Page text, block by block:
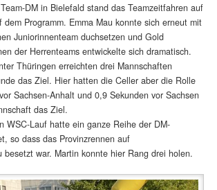
DM in Bielefald stand das Teamzeitfahren auf
dem Programm. Emma Mau konnte sich erneut mit
Juniorinnenteam duchsetzen und Gold
der Herrenteams entwickelte sich dramatisch.
Thüringen erreichten drei Mannschaften
das Ziel. Hier hatten die Celler aber die Rolle
Sachsen-Anhalt und 0,9 Sekunden vor Sachsen
das Ziel.
WSC-Lauf hatte ein ganze Reihe der DM-
so dass das Provinzrennen auf
besetzt war. Martin konnte hier Rang drei holen.